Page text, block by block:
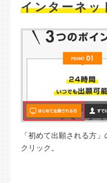
インターネッ
「初めて出願される方」
クリック。